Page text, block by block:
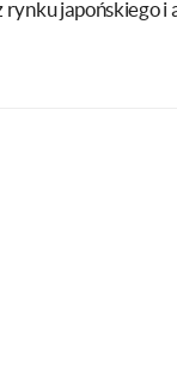
japońskiego i